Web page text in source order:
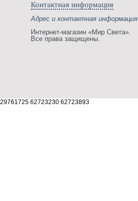
Контактная информация
Адрес и контактная информация
Интернет-магазин «Мир Света».
Все права защищены.
29761725 62723230 62723893